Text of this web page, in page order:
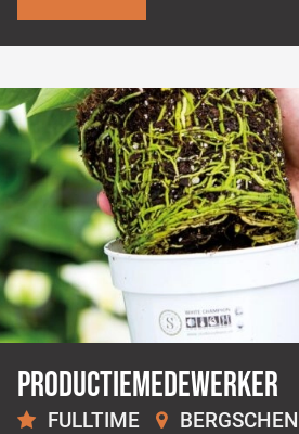
Productiemedewerker
FULLTIME